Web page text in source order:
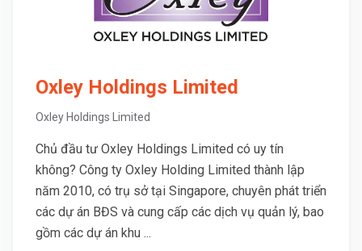
Oxley Holdings Limited
Oxley Holdings Limited
Chủ đầu tư Oxley Holdings Limited có uy tín
không? Công ty Oxley Holding Limited thành lập
năm 2010, có trụ sở tại Singapore, chuyên phát triển
các dự án BĐS và cung cấp các dịch vụ quản lý, bao
gồm các dự án khu ...